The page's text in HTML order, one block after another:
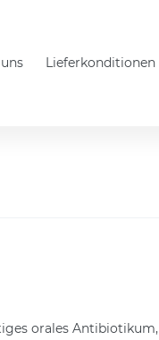
Lieferkonditionen
orales